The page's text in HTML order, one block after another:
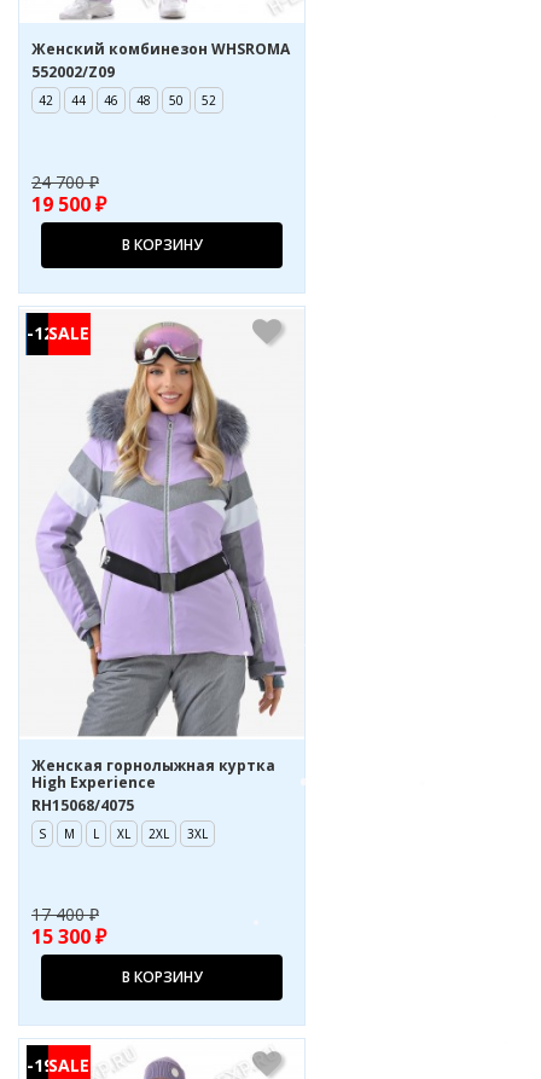
Жeнcкий комбинезон WHSROMA
552002/Z09
42 44 46 48 50 52
24 700 ₽
19 500 ₽
В КОРЗИНУ
-12%
Женская горнолыжная куртка
High Experience
RH15068/4075
S M L XL 2XL 3XL
17 400 ₽
15 300 ₽
В КОРЗИНУ
-19%